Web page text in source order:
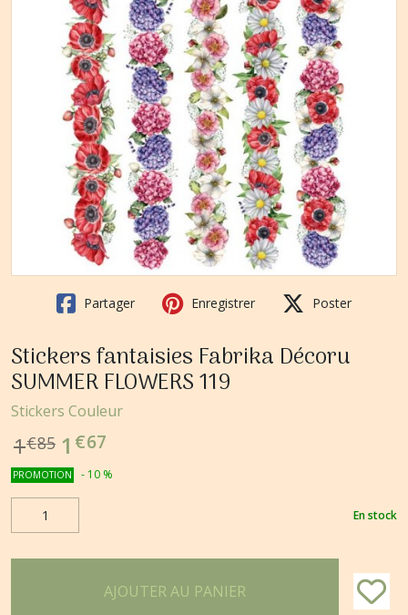
Partager Enregistrer Poster
Stickers fantaisies Fabrika Décoru
SUMMER FLOWERS 119
Stickers Couleur
1€85 1 €67
PROMOTION - 10 %
En stock
AJOUTER AU PANIER